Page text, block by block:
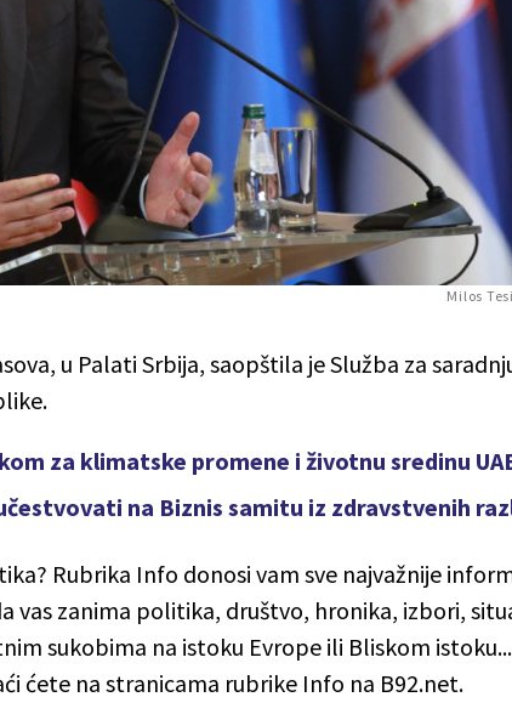
Milos
u Palati Srbija, saopštila je Služba za
za klimatske promene i životnu sredinu
na Biznis samitu iz zdravstvenih
Rubrika Info donosi vam sve najvažnije
vas zanima politika, društvo, hronika, izbori,
sukobima na istoku Evrope ili Bliskom
ćete na stranicama rubrike Info na B92.net.